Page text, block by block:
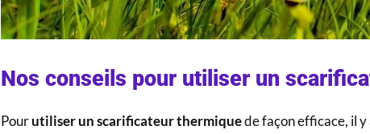
Nos conseils pour utiliser un
Pourutiliser un scarificateur thermiquede façon efficace, il